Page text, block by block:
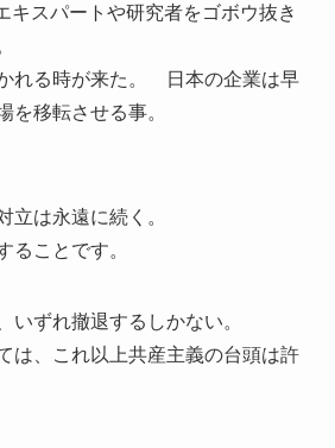
キスパートや研究者をゴボウ抜き
れる時が来た。 日本の企業は早
を移転させる事。
立は永遠に続く。
ることです。
いずれ撤退するしかない。
は、これ以上共産主義の台頭は許